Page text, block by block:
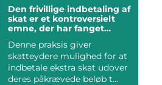
Den frivillige indbetaling af
skat er et kontroversielt
emne, der har fanget
individer
Denne praksis giver
skatteydere mulighed for at
indbetale ekstra skat udover
deres påkrævede beløb t...